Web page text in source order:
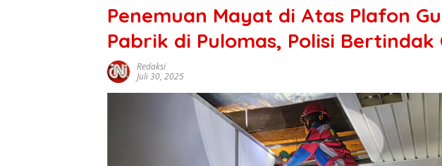
Penemuan Mayat di Atas Plafon
Pabrik di Pulomas, Polisi Bertindak
Redaksi
Juli 30, 2025